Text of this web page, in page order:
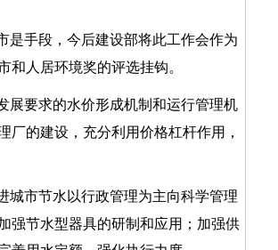
是手段，今后建设部将此工作会作为
人居环境奖的评选挂钩。
展要求的水价形成机制和运行管理机
的建设，充分利用价格杠杆作用，
城市节水以行政管理为主向科学管理
强节水型器具的研制和应用；加强供